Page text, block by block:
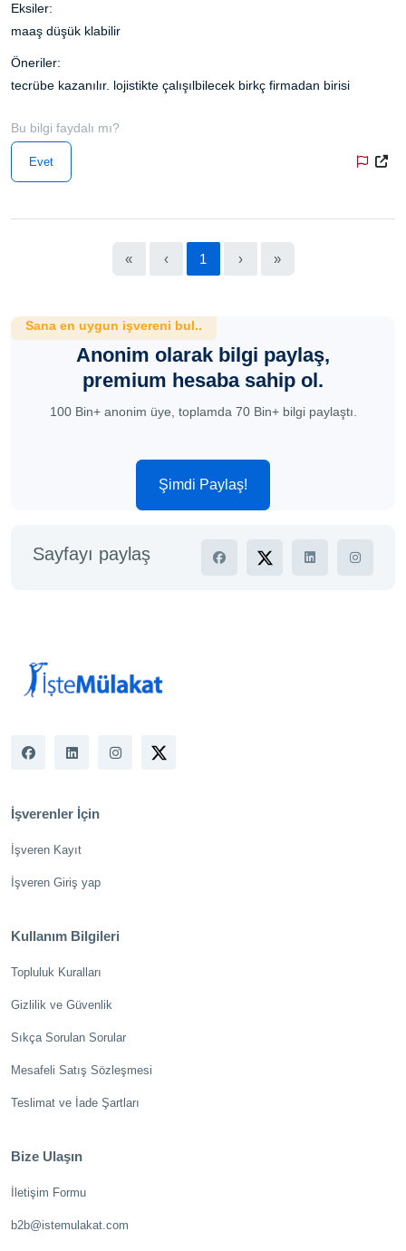
Eksiler:
maaş düşük klabilir
Öneriler:
tecrübe kazanılır. lojistikte çalışılbilecek birkç firmadan birisi
Bu bilgi faydalı mı?
Evet
« ‹ 1 › »
Sana en uygun işvereni bul..
Anonim olarak bilgi paylaş,
premium hesaba sahip ol.
100 Bin+ anonim üye, toplamda 70 Bin+ bilgi paylaştı.
Şimdi Paylaş!
Sayfayı paylaş
İşverenler İçin
İşveren Kayıt
İşveren Giriş yap
Kullanım Bilgileri
Topluluk Kuralları
Gizlilik ve Güvenlik
Sıkça Sorulan Sorular
Mesafeli Satış Sözleşmesi
Teslimat ve İade Şartları
Bize Ulaşın
İletişim Formu
b2b@istemulakat.com